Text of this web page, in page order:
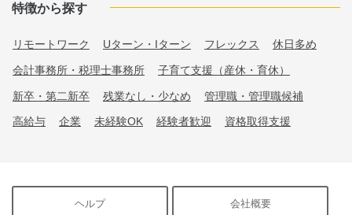
特徴から探す
リモートワーク Uターン・Iターン フレックス 休日多め
会計事務所・税理士事務所 子育て支援（産休・育休）
新卒・第二新卒 残業なし・少なめ 管理職・管理職候補
高給与 企業 未経験OK 経験者歓迎 資格取得支援
ヘルプ 会社概要